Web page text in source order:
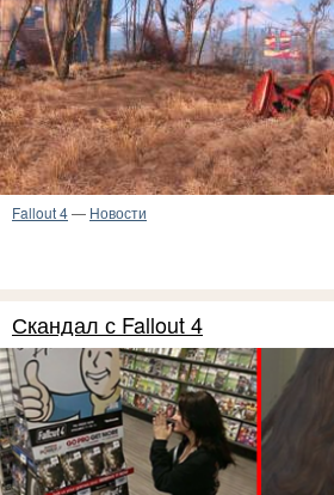
Fallout 4— Новости
Скандал с Fallout 4